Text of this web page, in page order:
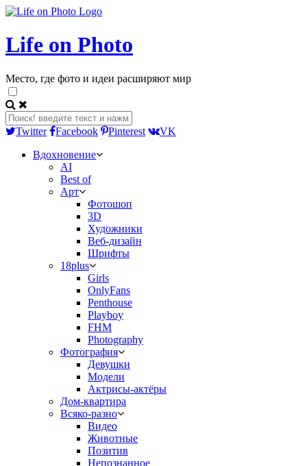
Life on Photo
Место, где фото и идеи расширяют мир
Twitter Facebook Pinterest
VK
Вдохновение
AI
Best of
Арт
Фотошоп
3D
Художники
Веб-дизайн
Шрифты
18plus
Girls
OnlyFans
Penthouse
Playboy
FHM
Photography
Фотография
Девушки
Модели
Актрисы-актёры
Дом-квартира
Всяко-разно
Видео
Животные
Позитив
Непознанное